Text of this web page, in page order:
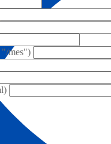
"/mes")